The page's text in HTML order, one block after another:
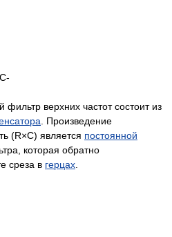
верхних частот состоит из
. Произведение
(R×C) является постоянной
которая обратно
среза в герцах